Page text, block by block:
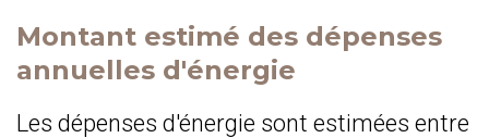
Montant estimé des dépenses
annuelles d'énergie
Les dépenses d'énergie sont estimées entre